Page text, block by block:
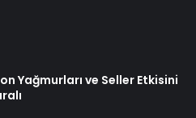
Yağmurları ve Seller Etkisini